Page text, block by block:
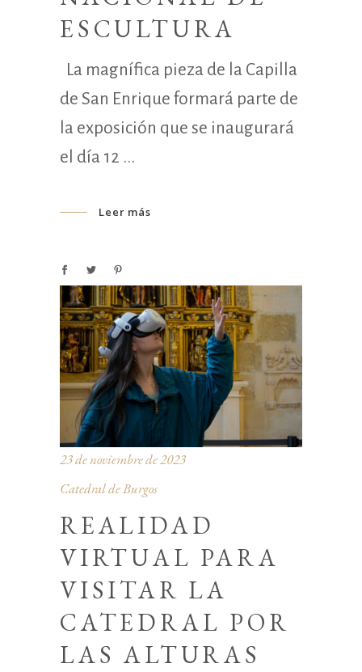
ESCULTURA
La magnífica pieza de la Capilla
de San Enrique formará parte de
la exposición que se inaugurará
el día 12
Leer más
23 de noviembre de 2023
Catedral de Burgos
REALIDAD
VIRTUAL PARA
VISITAR LA
CATEDRAL POR
LAS ALTURAS